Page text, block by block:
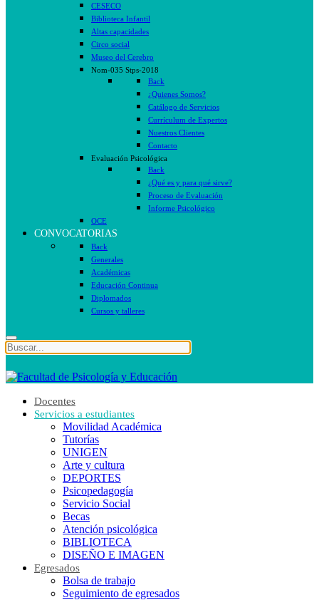
CESECO
Biblioteca Infantil
Altas capacidades
Circo social
Museo del Cerebro
Nom-035 Stps-2018
Back
¿Quienes Somos?
Catálogo de Servicios
Currículum de Expertos
Nuestros Clientes
Contacto
Evaluación Psicológica
Back
¿Qué es y para qué sirve?
Proceso de Evaluación
Informe Psicológico
OCE
CONVOCATORIAS
Back
Generales
Académicas
Educación Continua
Diplomados
Cursos y talleres
Docentes
Servicios a estudiantes
Movilidad Académica
Tutorías
UNIGEN
Arte y cultura
DEPORTES
Psicopedagogía
Servicio Social
Becas
Atención psicológica
BIBLIOTECA
DISEÑO E IMAGEN
Egresados
Bolsa de trabajo
Seguimiento de egresados